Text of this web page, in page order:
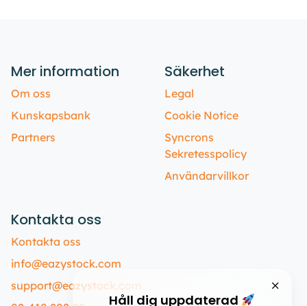
Håll dig uppdaterad
Mer information
Om oss
Kunskapsbank
Partners
Säkerhet
Legal
Cookie Notice
Syncrons
Sekretesspolicy
Användarvillkor
Kontakta oss
Kontakta oss
info@eazystock.com
support@eazystock.com